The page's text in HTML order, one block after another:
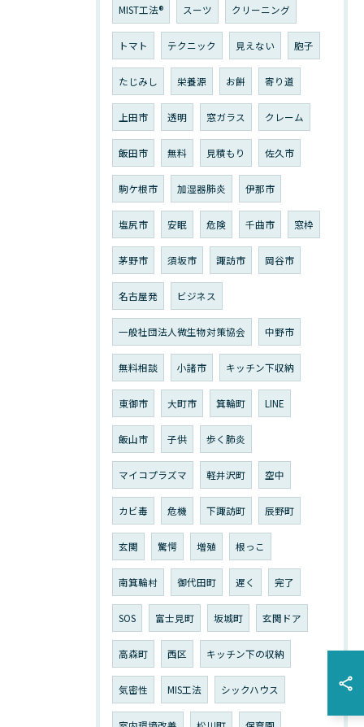
MIST工法® スーツ クリーニング
トマト テクニック 見えない 胞子
たじみし 栄養源 お餅 寄り道
上田市 透明 窓ガラス クレーム
飯田市 無料 見積もり 佐久市
駒ケ根市 加湿器肺炎 伊那市
塩尻市 安眠 危険 千曲市 窓枠
茅野市 須坂市 諏訪市 岡谷市
名古屋発 ビジネス
一般社団法人微生物対策協会 中野市
無料相談 小諸市 キッチン下収納
東御市 大町市 箕輪町 LINE
飯山市 子供 歩く肺炎
マイコプラズマ 軽井沢町 空中
カビ毒 危機 下諏訪町 辰野町
玄関 驚愕 増殖 根っこ
南箕輪村 御代田町 遅く 完了
SOS 富士見町 坂城町 玄関ドア
高森町 西区 キッチン下の収納
気密性 MIS工法 シックハウス